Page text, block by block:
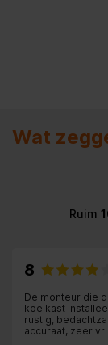
Montage
Montage
Geschikt voor
computerscherm
Wat
Ruim
8
De monteur die
koelkast
rustig,
accuraat, zeer